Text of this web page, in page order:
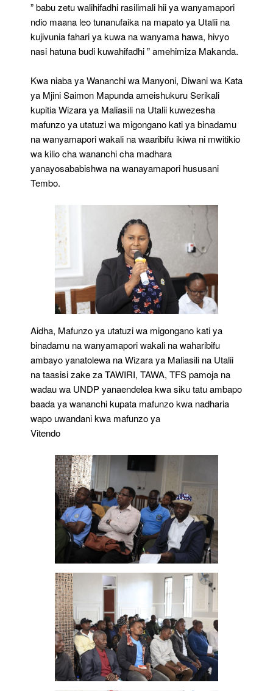
” babu zetu walihifadhi rasilimali hii ya wanyamapori
ndio maana leo tunanufaika na mapato ya Utalii na
kujivunia fahari ya kuwa na wanyama hawa, hivyo
nasi hatuna budi kuwahifadhi ” amehimiza Makanda.
Kwa niaba ya Wananchi wa Manyoni, Diwani wa Kata
ya Mjini Saimon Mapunda ameishukuru Serikali
kupitia Wizara ya Maliasili na Utalii kuwezesha
mafunzo ya utatuzi wa migongano kati ya binadamu
na wanyamapori wakali na waaribifu ikiwa ni mwitikio
wa kilio cha wananchi cha madhara
yanayosababishwa na wanayamapori hususani
Tembo.
Aidha, Mafunzo ya utatuzi wa migongano kati ya
binadamu na wanyamapori wakali na waharibifu
ambayo yanatolewa na Wizara ya Maliasili na Utalii
na taasisi zake za TAWIRI, TAWA, TFS pamoja na
wadau wa UNDP yanaendelea kwa siku tatu ambapo
baada ya wananchi kupata mafunzo kwa nadharia
wapo uwandani kwa mafunzo ya
Vitendo